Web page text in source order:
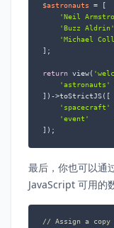
$astronauts = [
'Neil
'Buzz Aldrin'
'Michael
];
return view(
'astronauts'
])->toStrictJS([
'spacecraft'
'event'
]);
最后，你也可以通
JavaScript 可用的
// Assign a